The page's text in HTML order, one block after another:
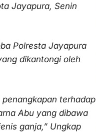
Jayapura, Senin
Polresta Jayapura
dikantongi oleh
terhadap
Abu yang dibawa
ganja,” Ungkap